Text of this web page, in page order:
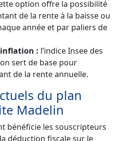
option offre la possibilité
de la rente à la baisse ou
année et par paliers de
: l’indice Insee des
sert de base pour
de la rente annuelle.
du plan
Madelin
bénéficie les souscripteurs
déduction fiscale sur le